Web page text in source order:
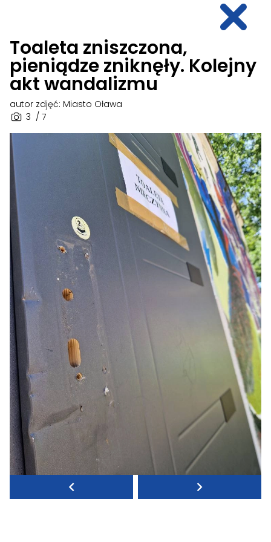
Toaleta zniszczona,
pieniądze zniknęły. Kolejny
akt wandalizmu
3 / 7
autor zdjęć: Miasto Oława